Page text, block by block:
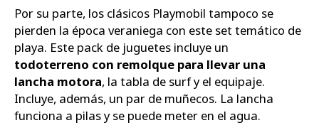
Por su parte, los clásicos Playmobil tampoco se
pierden la época veraniega con este set temático de
playa. Este pack de juguetes incluye un
todoterreno con remolque para llevar una
lancha motora, la tabla de surf y el equipaje.
Incluye, además, un par de muñecos. La lancha
funciona a pilas y se puede meter en el agua.